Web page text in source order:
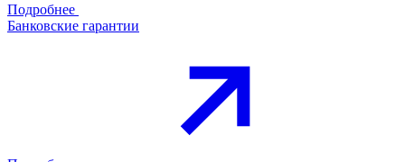
Подробнее
Банковские гарантии